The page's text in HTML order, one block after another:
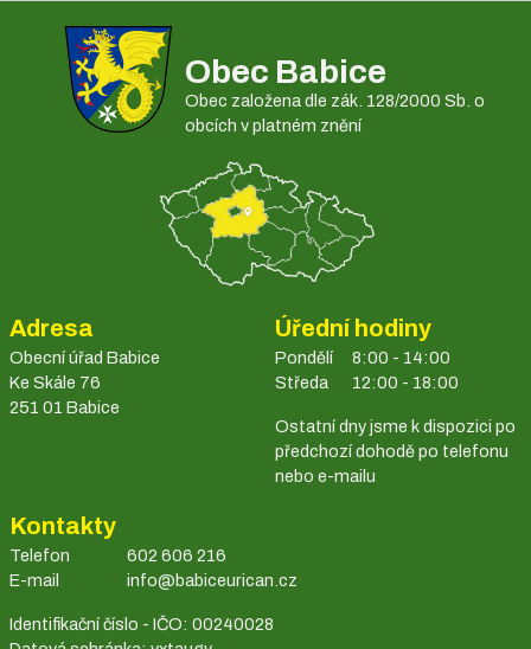
Obec Babice
Obec založena dle zák. 128/2000 Sb. o
obcích v platném znění
Adresa
Obecní úřad Babice
Ke Skále 76
251 01 Babice
Úřední hodiny
Pondělí
Středa
8:00 - 14:00
12:00 - 18:00
Ostatní dny jsme k dispozici po
předchozí dohodě po telefonu
nebo e-mailu
Kontakty
Telefon
E-mail
602 606 216
info@babiceurican.cz
Identifikační číslo - IČO: 00240028